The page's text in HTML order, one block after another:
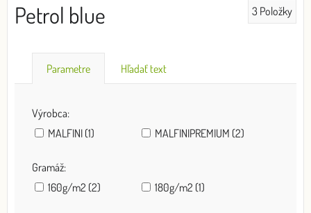
Petrol blue 3 Položky
Parametre Hľadať text
Výrobca:
MALFINI (1)
MALFINIPREMIUM (2)
Gramáž:
160g/m2 (2)
180g/m2 (1)